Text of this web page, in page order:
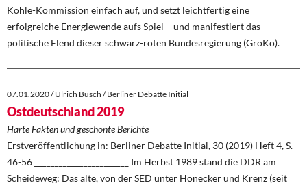
Kohle-Kommission einfach auf, und setzt leichtfertig eine
erfolgreiche Energiewende aufs Spiel – und manifestiert das
politische Elend dieser schwarz-roten Bundesregierung (GroKo).
07.01.2020 / Ulrich Busch / Berliner Debatte Initial
Ostdeutschland 2019
Harte Fakten und geschönte Berichte
Erstveröffentlichung in: Berliner Debatte Initial, 30 (2019) Heft 4, S.
46-56 _______________________ Im Herbst 1989 stand die DDR am
Scheideweg: Das alte, von der SED unter Honecker und Krenz (seit